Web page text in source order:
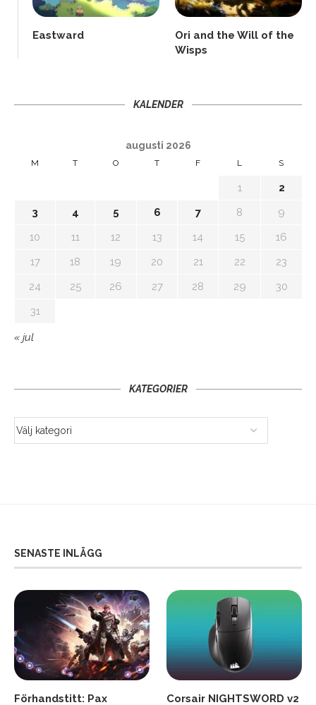
Eastward
Ori and the Will of the
Wisps
KALENDER
augusti 2026
M T O T F L S
1
2
3
4 5 6 7 8
9
10
11 12 13 14 15
16
17
18 19 20 21 22
23
24
25 26 27 28 29
30
31
« jul
KATEGORIER
SENASTE INLÄGG
Förhandstitt: Pax
Corsair NIGHTSWORD v2